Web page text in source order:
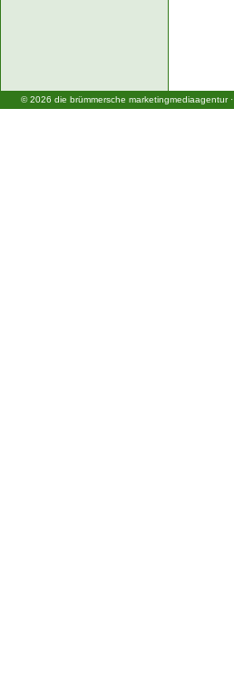
© 2026 die brümmersche marketingmediaagentur·